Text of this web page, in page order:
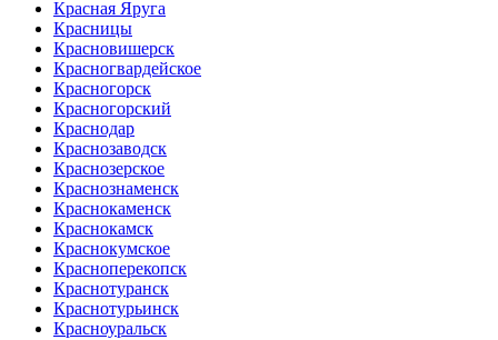
Красная Яруга
Красницы
Красновишерск
Красногвардейское
Красногорск
Красногорский
Краснодар
Краснозаводск
Краснозерское
Краснознаменск
Краснокаменск
Краснокамск
Краснокумское
Красноперекопск
Краснотуранск
Краснотурьинск
Красноуральск